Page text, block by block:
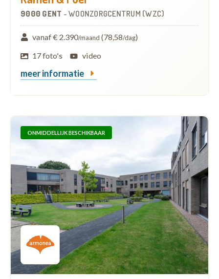
9000 GENT - WOONZORGCENTRUM (WZC)
vanaf € 2.390/maand (78,58/dag)
17 foto's
video
meer informatie
ONMIDDELLIJK BESCHIKBAAR